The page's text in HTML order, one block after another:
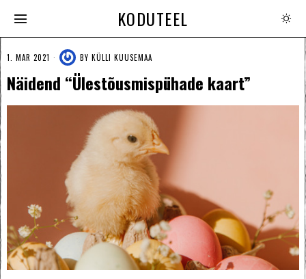
KODUTEEL
1. MAR 2021 BY KÜLLI KUUSEMAA
Näidend “Ülestõusmispühade kaart”